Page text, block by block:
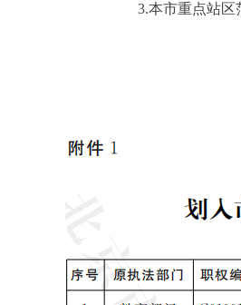
3.本市重点站区范围内